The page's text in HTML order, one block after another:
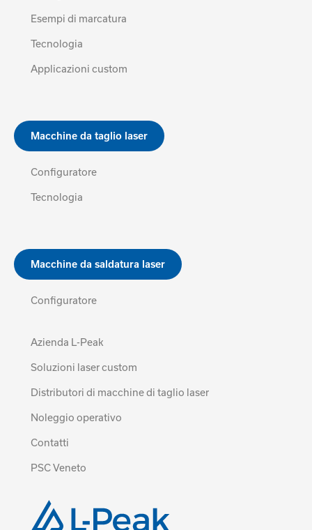
Esempi di marcatura
Tecnologia
Applicazioni custom
Macchine da taglio laser
Configuratore
Tecnologia
Macchine da saldatura laser
Configuratore
Azienda L-Peak
Soluzioni laser custom
Distributori di macchine di taglio laser
Noleggio operativo
Contatti
PSC Veneto